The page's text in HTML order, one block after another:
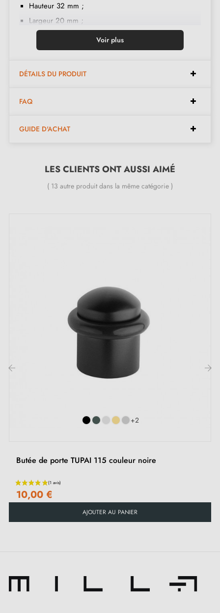
Hauteur 32 mm ;
Largeur 20 mm ;
Épaisseur 25,5 mm ;
Anneau de caoutchouc ;
Instruction de montage en français ;
Le produit est neuf et le constructeur vous
Les points forts exclusifs de cette butée de
porte noire TUPAI 2617 :
est le caméléon de la décoration, se fondant
discrètement dans vos pièces sombres ou créant un
contraste époustouflant avec vos murs blancs. C'est le
petit bijou qui fera une grande différence dans votre
Dans la gamme TUPAI 2617, vous trouverez
de votre résidence. Et ce n'est pas qu'une simple butée
accessoire pratique. La
butée de porte couleur
ouvertes pour inonder votre espace de lumière
naturelle ou pour une petite brise subtile. Une touche
de style et de fonctionnalité, tout en un !
est fabriquée avec un mélange de zinc et
Voir plus
DÉTAILS DU PRODUIT
FAQ
GUIDE D'ACHAT
LES CLIENTS ONT AUSSI AIMÉ
( 13 autre produit dans la même catégorie )
+2
Butée de porte TUPAI 115 couleur noire
10,00 €
AJOUTER AU PANIER